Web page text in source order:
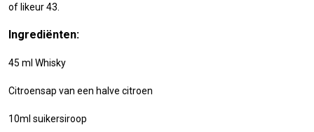
of likeur 43.
Ingrediënten:
45 ml Whisky
Citroensap van een halve citroen
10ml suikersiroop